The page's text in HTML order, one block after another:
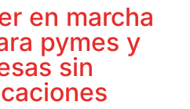
en marcha
pymes y
sin